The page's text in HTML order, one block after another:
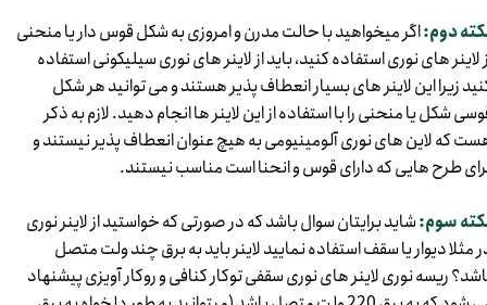
دوم:اگر میخواهید با حالت مدرن و امروزی به شکل قوس دار یا منحنی
لاینر های نوری استفاده کنید، باید از لاینر های نوری سیلیکونی استفاده
زیرا این لاینر های بسیار انعطاف پذیر هستند و می توانید هر شکل
شکل یا منحنی را با استفاده از این لاینر ها انجام دهید. لازم به ذکر
که لاین های نوری آلومینیومی به هیچ عنوان انعطاف پذیر نیستند و
طرح هایی که دارای قوس و انحنا است مناسب نیستند.
سوم:شاید برایتان سوال باشد که در صورتی که خواستید از لاینر نوری
مثلا دیوار یا سقف استفاده نمایید لاینر باید به برق چند ولت متصل
ریسه نوری لاینر های نوری سقفی توکار کنافی و روکار آویزی پیشنهاد